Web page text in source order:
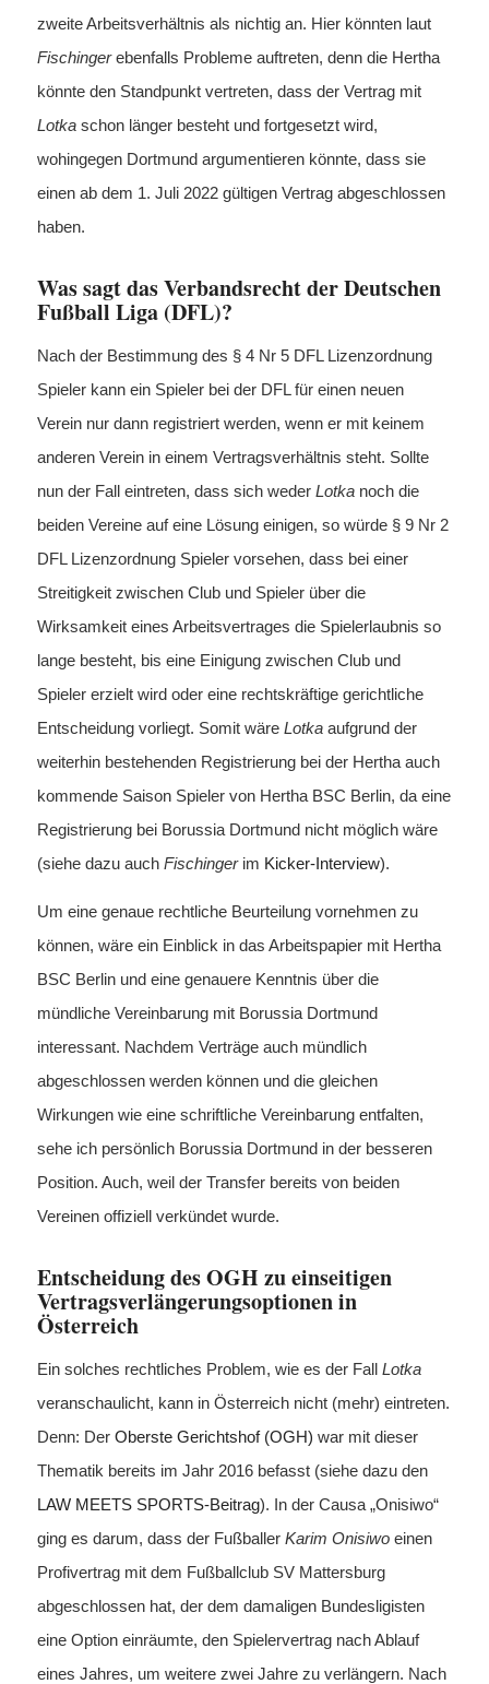
zweite Arbeitsverhältnis als nichtig an. Hier könnten laut
Fischingerebenfalls Probleme auftreten, denn die Hertha
könnte den Standpunkt vertreten, dass der Vertrag mit
Lotkaschon länger besteht und fortgesetzt wird,
wohingegen Dortmund argumentieren könnte, dass sie
einen ab dem 1. Juli 2022 gültigen Vertrag abgeschlossen
haben.
Was sagt das Verbandsrecht der Deutschen
Fußball Liga (DFL)?
Nach der Bestimmung des § 4 Nr 5 DFL Lizenzordnung
Spieler kann ein Spieler bei der DFL für einen neuen
Verein nur dann registriert werden, wenn er mit keinem
anderen Verein in einem Vertragsverhältnis steht. Sollte
nun der Fall eintreten, dass sich weder Lotka noch die
beiden Vereine auf eine Lösung einigen, so würde § 9 Nr 2
DFL Lizenzordnung Spieler vorsehen, dass bei einer
Streitigkeit zwischen Club und Spieler über die
Wirksamkeit eines Arbeitsvertrages die Spielerlaubnis so
lange besteht, bis eine Einigung zwischen Club und
Spieler erzielt wird oder eine rechtskräftige gerichtliche
Entscheidung vorliegt. Somit wäre Lotka aufgrund der
weiterhin bestehenden Registrierung bei der Hertha auch
kommende Saison Spieler von Hertha BSC Berlin, da eine
Registrierung bei Borussia Dortmund nicht möglich wäre
(siehe dazu auch Fischingerim Kicker-Interview).
Um eine genaue rechtliche Beurteilung vornehmen zu
können, wäre ein Einblick in das Arbeitspapier mit Hertha
BSC Berlin und eine genauere Kenntnis über die
mündliche Vereinbarung mit Borussia Dortmund
interessant. Nachdem Verträge auch mündlich
abgeschlossen werden können und die gleichen
Wirkungen wie eine schriftliche Vereinbarung entfalten,
sehe ich persönlich Borussia Dortmund in der besseren
Position. Auch, weil der Transfer bereits von beiden
Vereinen offiziell verkündet wurde.
Entscheidung des OGH zu einseitigen
Vertragsverlängerungsoptionen in
Österreich
Ein solches rechtliches Problem, wie es der Fall Lotka
veranschaulicht, kann in Österreich nicht (mehr) eintreten.
Denn: Der Oberste Gerichtshof (OGH) war mit dieser
Thematik bereits im Jahr 2016 befasst (siehe dazu den
LAW MEETS SPORTS-Beitrag). In der Causa „Onisiwo“
ging es darum, dass der Fußballer Karim Onisiwo einen
Profivertrag mit dem Fußballclub SV Mattersburg
abgeschlossen hat, der dem damaligen Bundesligisten
eine Option einräumte, den Spielervertrag nach Ablauf
eines Jahres, um weitere zwei Jahre zu verlängern. Nach